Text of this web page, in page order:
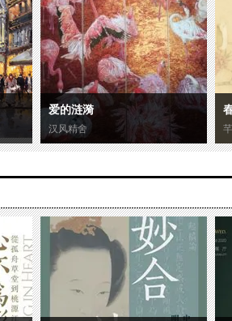
爱的涟漪
汉风精舍